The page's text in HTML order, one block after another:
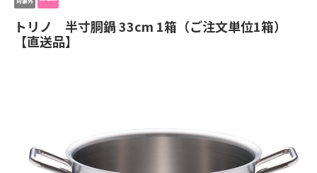
トリノ 半寸胴鍋 33cm 1箱（ご注文単位1箱）
【直送品】